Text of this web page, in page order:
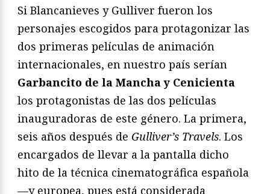
Si Blancanieves y Gulliver fueron los
personajes escogidos para protagonizar las
dos primeras películas de animación
internacionales, en nuestro país serían
Garbancito de la Mancha y Cenicienta
los protagonistas de las dos películas
inauguradoras de este género. La primera,
seis años después de Gulliver’s Travels. Los
encargados de llevar a la pantalla dicho
hito de la técnica cinematográfica española
—y europea, pues está considerada